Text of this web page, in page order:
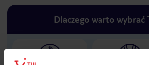
Dlaczego warto wybrać